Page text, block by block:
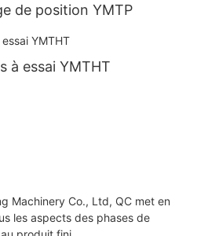
de position YMTP
à essai YMTHT
Machinery Co., Ltd, QC met en
les aspects des phases de